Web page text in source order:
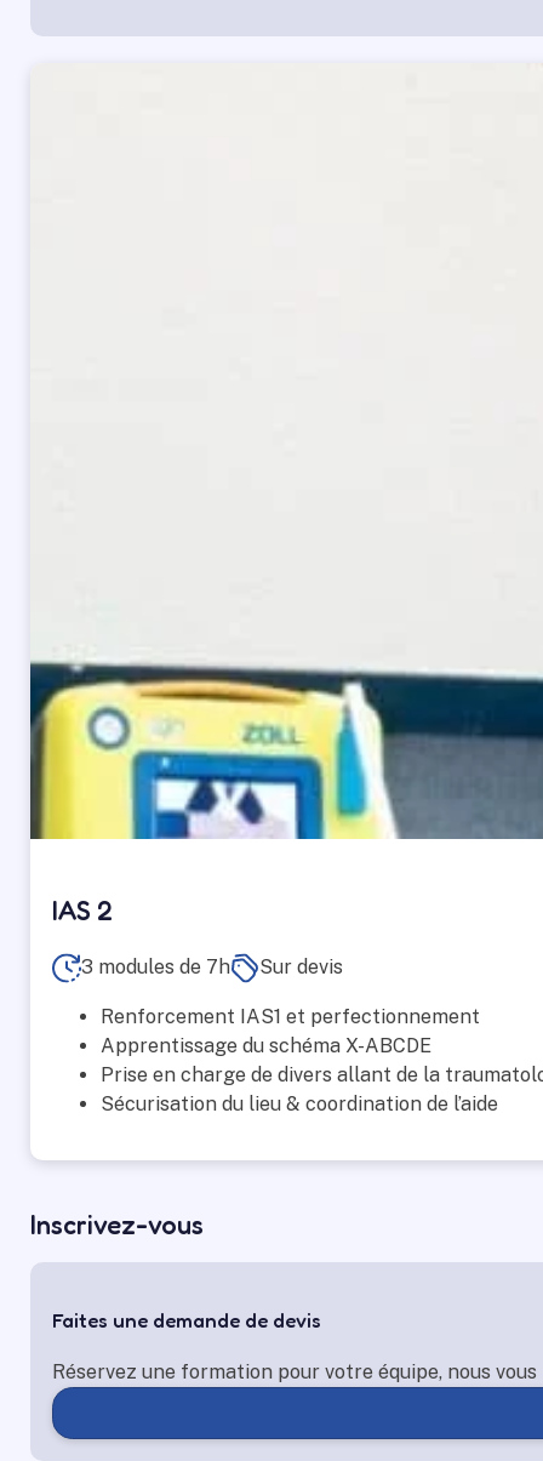
IAS 2
3 modules de 7h Sur devis
Renforcement IAS1 et perfectionnement
Apprentissage du schéma X-ABCDE
Prise en charge de divers allant de la
Sécurisation du lieu & coordination de l’aide
Inscrivez-vous
Faites une demande de devis
Réservez une formation pour votre équipe, nous